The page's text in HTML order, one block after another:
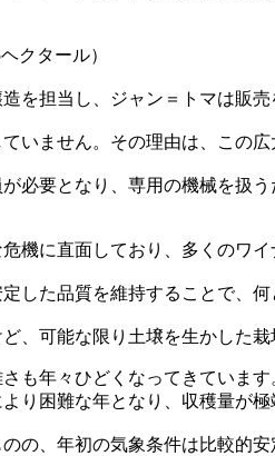
クタール）
を担当し、ジャン＝トマは販
いません。その理由は、この
必要となり、専用の機械を扱
機に直面しており、多くのワ
した品質を維持することで、
、可能な限り土壌を生かした
も年々ひどくなってきています
り困難な年となり、収穫量が
の、年初の気象条件は比較的安